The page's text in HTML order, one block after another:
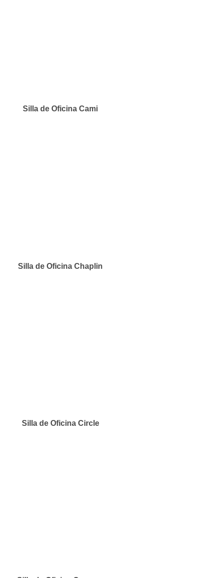
Silla de Oficina Cami
Silla de Oficina Chaplin
Silla de Oficina Circle